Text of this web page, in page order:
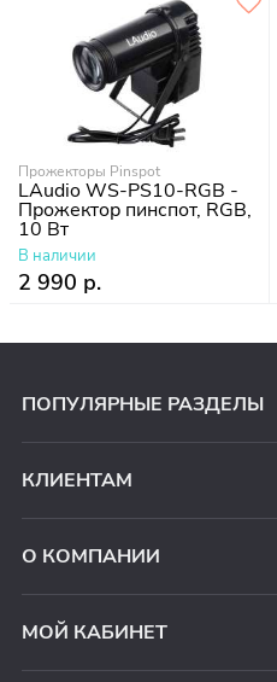
Прожекторы Pinspot
LAudio WS-PS10-RGB -
Прожектор пинспот, RGB,
10 Вт
В наличии
2 990 р.
ПОПУЛЯРНЫЕ РАЗДЕЛЫ
КЛИЕНТАМ
О КОМПАНИИ
МОЙ КАБИНЕТ